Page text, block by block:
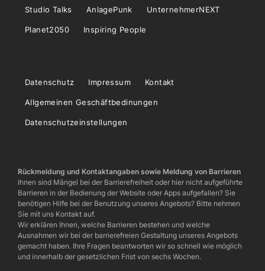
Studio Talks AnlagePunk UnternehmerNEXT
Planet2050 Inspiring People
Datenschutz Impressum Kontakt
Allgemeinen Geschäftbedinungen
Datenschutzeinstellungen
Rückmeldung und Kontaktangaben sowie Meldung von Barrieren
Ihnen sind Mängel bei der Barrierefreiheit oder hier nicht aufgeführte
Barrieren in der Bedienung der Website oder Apps aufgefallen? Sie
benötigen Hilfe bei der Benutzung unseres Angebots? Bitte nehmen
Sie mit uns Kontakt auf.
Wir erklären Ihnen, welche Barrieren bestehen und welche
Ausnahmen wir bei der barrierefreien Gestaltung unseres Angebots
gemacht haben. Ihre Fragen beantworten wir so schnell wie möglich
und innerhalb der gesetzlichen Frist von sechs Wochen.